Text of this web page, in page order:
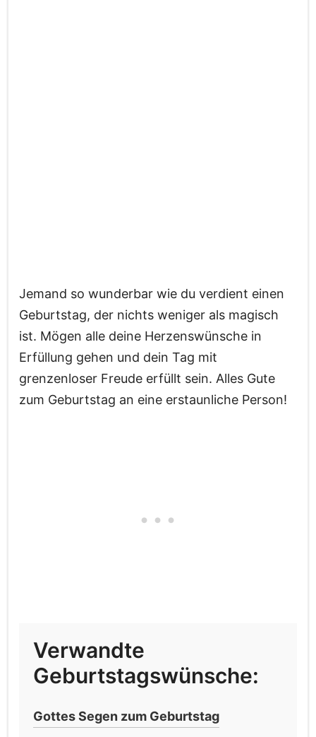
Jemand so wunderbar wie du verdient einen
Geburtstag, der nichts weniger als magisch
ist. Mögen alle deine Herzenswünsche in
Erfüllung gehen und dein Tag mit
grenzenloser Freude erfüllt sein. Alles Gute
zum Geburtstag an eine erstaunliche Person!
Verwandte
Geburtstagswünsche:
Gottes Segen zum Geburtstag